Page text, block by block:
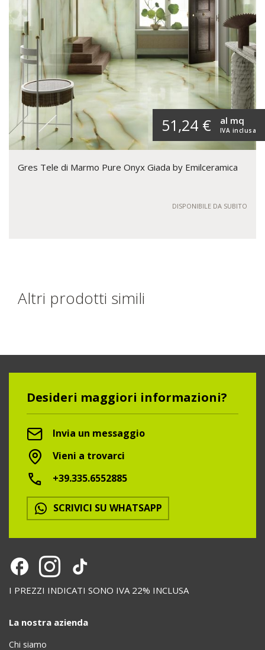
51,24 € IVA inclusa
al mq
Gres Tele di Marmo Pure Onyx Giada by Emilceramica
DISPONIBILE DA SUBITO
Altri prodotti simili
Desideri maggiori informazioni?
Invia un messaggio
Vieni a trovarci
+39.335.6552885
SCRIVICI SU WHATSAPP
I PREZZI INDICATI SONO IVA 22% INCLUSA
La nostra azienda
Chi siamo